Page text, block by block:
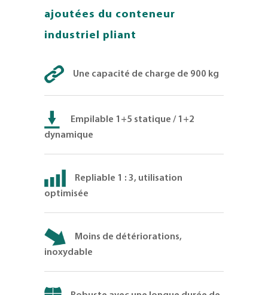
ajoutées du conteneur
industriel pliant
Une capacité de charge de 900 kg
Empilable 1+5 statique / 1+2
dynamique
Repliable 1 : 3, utilisation
optimisée
Moins de détériorations,
inoxydable